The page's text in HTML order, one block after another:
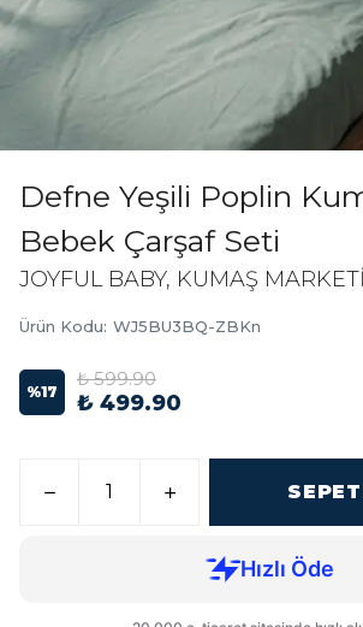
Defne Yeşili Poplin
Bebek Çarşaf Seti
JOYFUL BABY, KUMAŞ
Ürün Kodu: WJ5BU3BQ-ZBKn
%17
₺ 599.90
₺ 499.90